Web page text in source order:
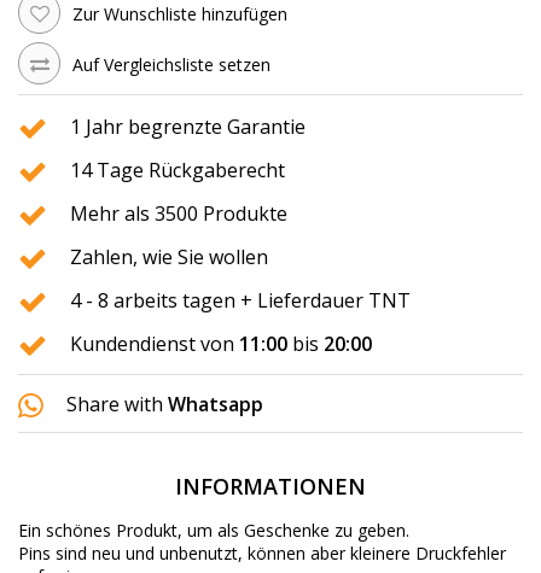
Zur Wunschliste hinzufügen
Auf Vergleichsliste setzen
1 Jahr begrenzte Garantie
14 Tage Rückgaberecht
Mehr als 3500 Produkte
Zahlen, wie Sie wollen
4 - 8 arbeits tagen + Lieferdauer TNT
Kundendienst von 11:00 bis 20:00
Share with Whatsapp
INFORMATIONEN
Ein schönes Produkt, um als Geschenke zu geben.
Pins sind neu und unbenutzt, können aber kleinere Druckfehler